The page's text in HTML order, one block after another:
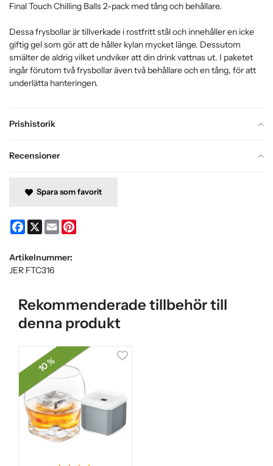
Prishistorik
Recensioner
Final Touch Chilling Balls 2-pack med tång och behållare.
Dessa frysbollar är tillverkade i rostfritt stål och innehåller en icke
giftig gel som gör att de håller kylan mycket länge. Dessutom
smälter de aldrig vilket undviker att din drink vattnas ut. I paketet
ingår förutom två frysbollar även två behållare och en tång, för att
underlätta hanteringen.
Spara som favorit
Facebook
X Email
Artikelnummer:
JER FTC316
Rekommenderade tillbehör till
denna produkt
10 %